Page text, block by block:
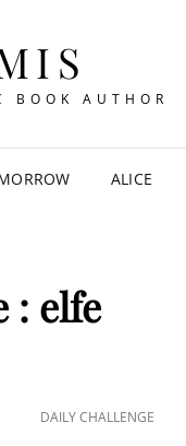
BOOK AUTHOR
ALICE
: elfe
CAT
DAILY CHALLENGE